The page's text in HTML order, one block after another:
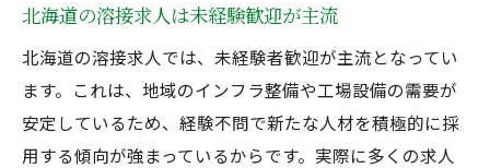
北海道の溶接求人は未経験歓迎が主流
北海道の溶接求人では、未経験者歓迎が主流となってい
ます。これは、地域のインフラ整備や工場設備の需要が
安定しているため、経験不問で新たな人材を積極的に採
用する傾向が強まっているからです。実際に多くの求人